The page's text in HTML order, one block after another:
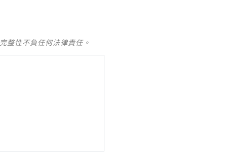
整性不負任何法律責任。